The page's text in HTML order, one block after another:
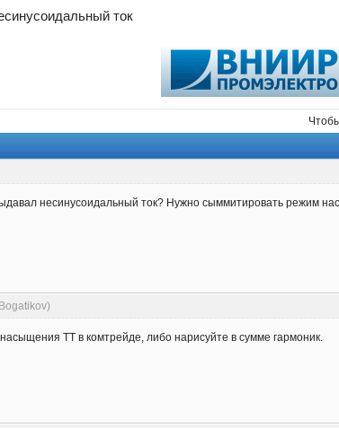
ток
несинусоидальный ток? Нужно сыммитировать режим
ТТ в комтрейде, либо нарисуйте в сумме гармоник.